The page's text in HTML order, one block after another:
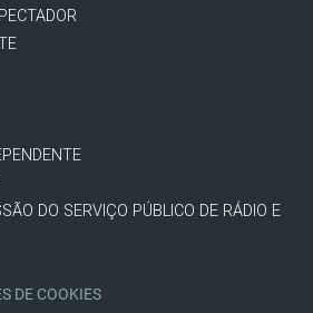
DO SERVIÇO PÚBLICO DE RÁDIO E
DE COOKIES